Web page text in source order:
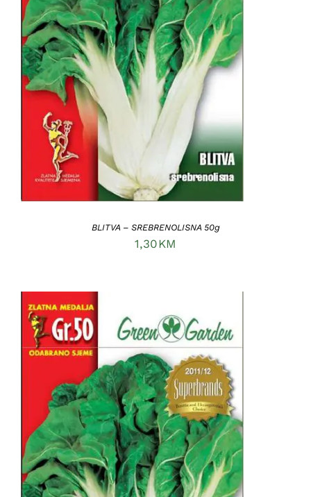
DODAJ U KORPU / DETAILS
BLITVA – SREBRENOLISNA 50g
1,30KM
DODAJ U KORPU / DETAILS